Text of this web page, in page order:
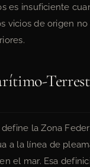
es insuficiente
vicios de origen
define la Zona
a la línea de
el mar. Esa